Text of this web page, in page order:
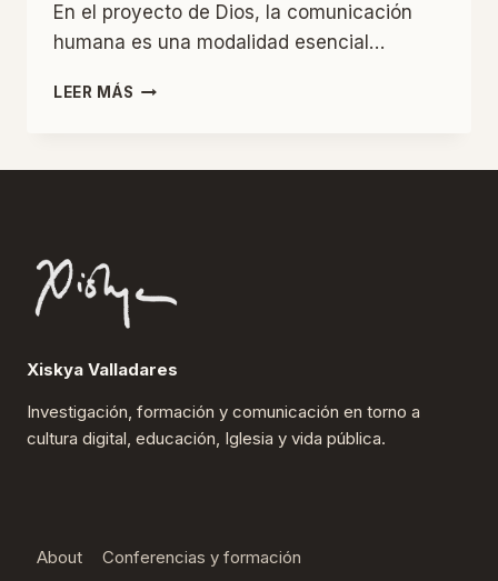
En el proyecto de Dios, la comunicación
humana es una modalidad esencial…
LEER MÁS FAKE
Xiskya Valladares
Investigación, formación y comunicación en torno a
cultura digital, educación, Iglesia y vida pública.
About Conferencias y formación